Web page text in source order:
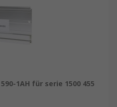
1AH für serie 1500 455